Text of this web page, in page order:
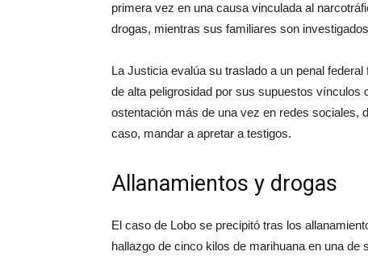
primera vez en una causa vinculada al
drogas, mientras sus familiares son
La Justicia evalúa su traslado a un penal
de alta peligrosidad por sus supuestos
ostentación más de una vez en redes sociales,
caso, mandar a apretar a testigos.
Allanamientos y drogas
El caso de Lobo se precipitó tras los
hallazgo de cinco kilos de marihuana en una de